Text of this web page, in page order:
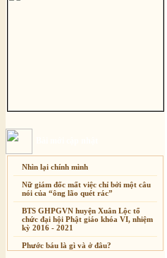
Nhìn lại chính mình
Nữ giám đốc mất việc chỉ bởi một câu
nói của “ông lão quét rác”
BTS GHPGVN huyện Xuân Lộc tổ
chức đại hội Phật giáo khóa VI, nhiệm
kỳ 2016 - 2021
Phước báu là gì và ở đâu?